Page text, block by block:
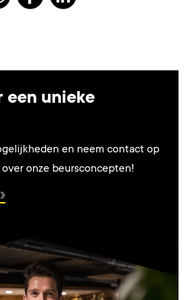
een unieke
en neem contact op
onze beursconcepten!